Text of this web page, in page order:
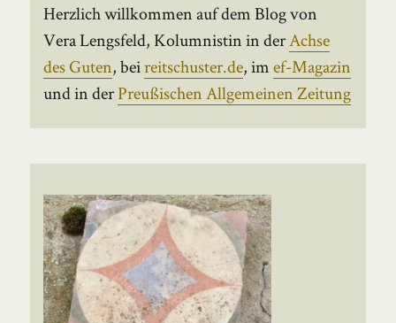
Herzlich willkommen auf dem Blog von
Vera Lengsfeld, Kolumnistin in derAchse
des Guten, beireitschuster.de, imef-Magazin
und in derPreußischen Allgemeinen Zeitung